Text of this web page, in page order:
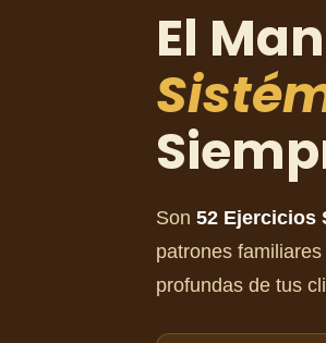
El
Son 52 Ejercicios
patrones
profundas de tus